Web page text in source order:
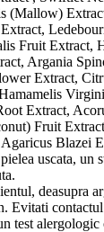
(Mallow)
Fruit Extract,
Argania
Extract,
Extract,
Fruit
Blazei
uscata, un
deasupra
Evitati
test alergologic